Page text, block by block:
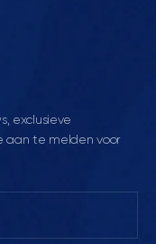
exclusieve
aan te melden voor